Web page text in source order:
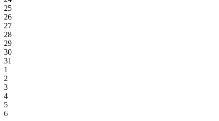
25
26
27
28
29
30
31
1
2
3
4
5
6